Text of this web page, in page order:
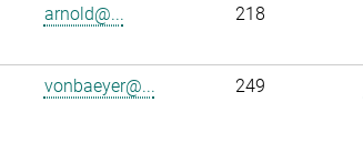
arnold@... 218
vonbaeyer@... 249